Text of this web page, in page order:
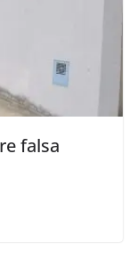
falsa